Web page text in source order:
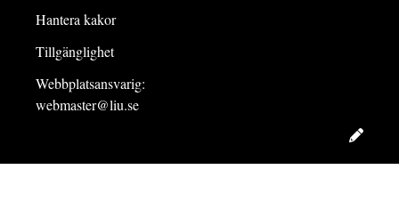
Hantera kakor
Tillgänglighet
Webbplatsansvarig:
webmaster@liu.se